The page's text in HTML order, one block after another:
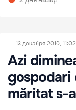
13 декабря 2010, 11:02
Azi
gospodari
măritat s-